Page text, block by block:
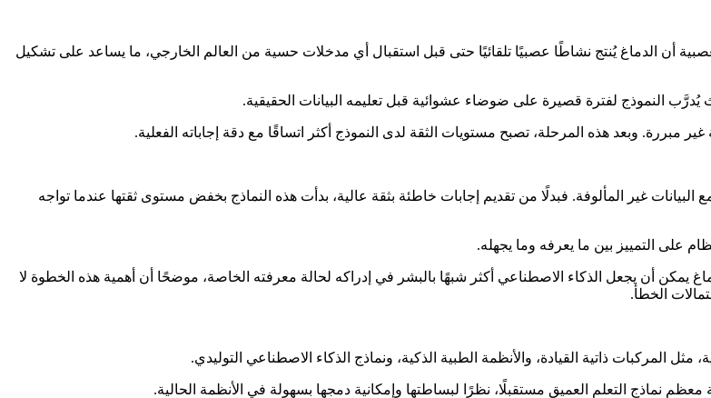
أن الدماغ يُنتج نشاطًا عصبيًا تلقائيًا حتى قبل استقبال أي مدخلات حسية من العالم الخارجي، ما يساعد على تشكيل
غير مبررة. وبعد هذه المرحلة، تصبح مستويات الثقة لدى النموذج أكثر اتساقًا مع دقة إجاباته الفعلية.
غير المألوفة. فبدلًا من تقديم إجابات خاطئة بثقة عالية، بدأت هذه النماذج بخفض مستوى ثقتها عندما تواجه
أن يجعل الذكاء الاصطناعي أكثر شبهًا بالبشر في إدراكه لحالة معرفته الخاصة، موضحًا أن أهمية هذه الخطوة لا
الخطأ.
المركبات ذاتية القيادة، والأنظمة الطبية الذكية، ونماذج الذكاء الاصطناعي التوليدي.
نماذج التعلم العميق مستقبلًا، نظرًا لبساطتها وإمكانية دمجها بسهولة في الأنظمة الحالية.